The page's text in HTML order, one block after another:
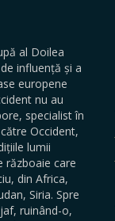
al Doilea
influență și a
europene
nu au
specialist în
Occident,
lumii
războaie care
din Africa,
Siria. Spre
ruinând-o,